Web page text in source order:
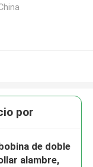
por
de doble
alambre,